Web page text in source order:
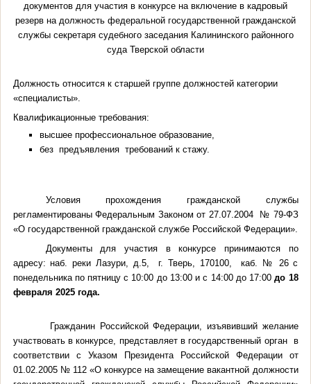
документов для участия в конкурсе на включение в кадровый
резерв на должность федеральной государственной гражданской
службы секретаря судебного заседания Калининского районного
суда Тверской области
Должность относится к старшей группе должностей категории
«специалисты».
Квалификационные требования:
высшее профессиональное образование,
без предъявления требований к стажу.
Условия прохождения гражданской службы
регламентированы Федеральным Законом от 27.07.2004 № 79-ФЗ
«О государственной гражданской службе Российской Федерации».
Документы для участия в конкурсе принимаются по
адресу: наб. реки Лазури, д.5, г. Тверь, 170100, каб. № 26 с
понедельника по пятницу с 10:00 до 13:00 и с 14:00 до 17:00до 18
февраля 2025 года.
Гражданин Российской Федерации, изъявивший желание
участвовать в конкурсе, представляет в государственный орган в
соответствии с Указом Президента Российской Федерации от
01.02.2005 № 112 «О конкурсе на замещение вакантной должности